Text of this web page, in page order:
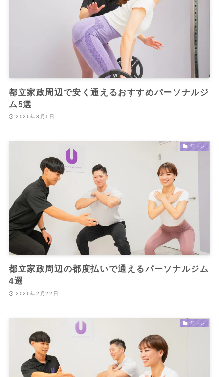
都立家政周辺で安く通えるおすすめパーソナルジ
ム5選
2026年3月1日
筋トレ
都立家政周辺の都度払いで通えるパーソナルジム
4選
2026年2月22日
筋トレ